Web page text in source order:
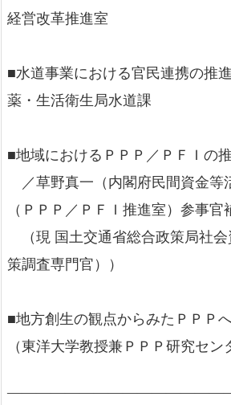
経営改革推進室
■水道事業における官民連携の推
薬・生活衛生局水道課
■地域におけるＰＰＰ／ＰＦＩの
／草野真一（内閣府民間資金等
（ＰＰＰ／ＰＦＩ推進室）参事官
（現 国土交通省総合政策局社会
策調査専門官））
■地方創生の観点からみたＰＰＰ
（東洋大学教授兼ＰＰＰ研究セン